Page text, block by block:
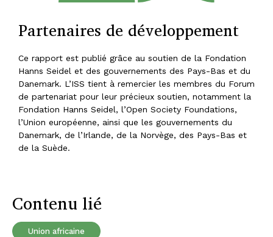
Partenaires de développement
Ce rapport est publié grâce au soutien de la Fondation
Hanns Seidel et des gouvernements des Pays-Bas et du
Danemark. L’ISS tient à remercier les membres du Forum
de partenariat pour leur précieux soutien, notamment la
Fondation Hanns Seidel, l’Open Society Foundations,
l’Union européenne, ainsi que les gouvernements du
Danemark, de l’Irlande, de la Norvège, des Pays-Bas et
de la Suède.
Contenu lié
Union africaine